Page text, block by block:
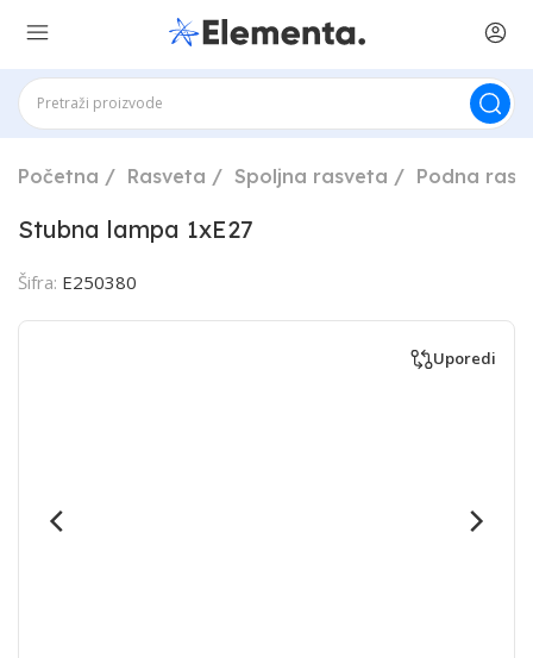
Početna Rasveta Spoljna rasveta Podna
Stubna lampa 1xE27
Šifra: E250380
Uporedi